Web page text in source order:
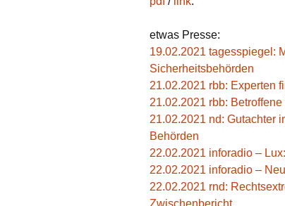
etwas Presse:
19.02.2021 tagesspiegel:
Sicherheitsbehörden
21.02.2021 rbb: Experten
21.02.2021 rbb:
21.02.2021 nd: Gutachter
Behörden
22.02.2021 inforadio –
22.02.2021 inforadio –
22.02.2021 rnd:
Zwischenbericht